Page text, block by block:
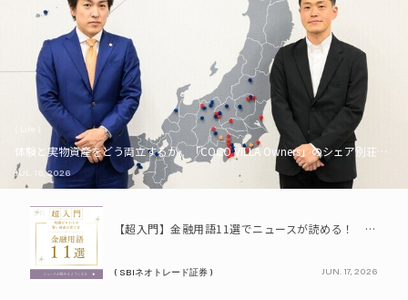
体験と実物資産をどう両立するか。「COCO VILLA Owners」のシェア別荘とい
JUL. 16, 2026
PR
【超入門】金融用語11選でニュースが読める！ 知識ゼロからの賢い資産の育て方
( SBIネオトレード証券 ) JUN. 17, 2026